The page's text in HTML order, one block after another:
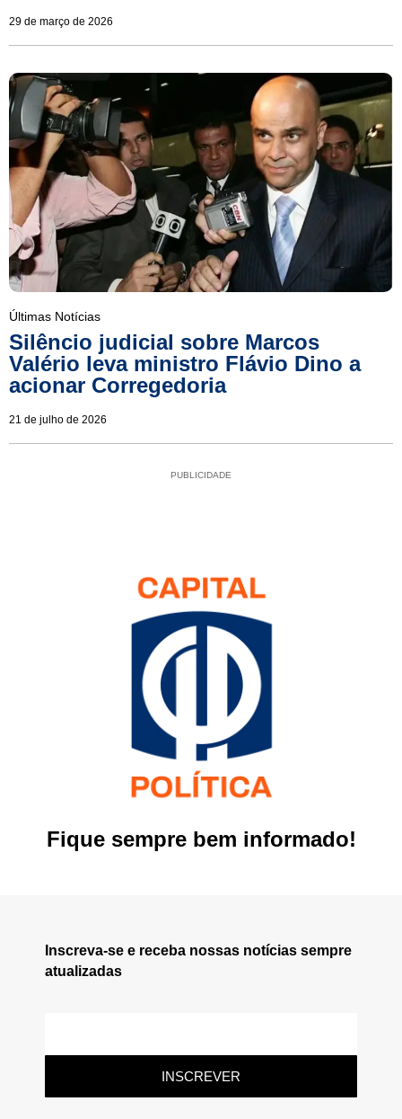
29 de março de 2026
Últimas Notícias
Silêncio judicial sobre Marcos
Valério leva ministro Flávio Dino a
acionar Corregedoria
21 de julho de 2026
PUBLICIDADE
Fique sempre bem informado!
Inscreva-se e receba nossas notícias sempre
atualizadas
INSCREVER